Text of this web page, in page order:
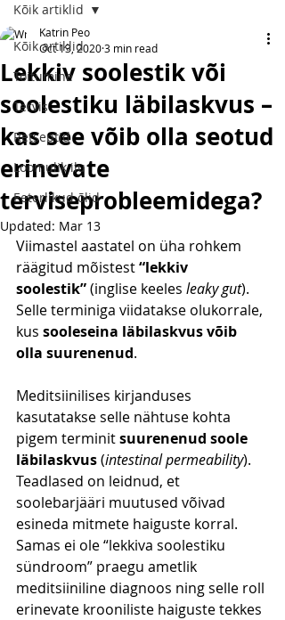
Kõik artiklid
Toitumine
Tervis
Retseptid
Loomulik ilu
Eeterlikud õlid
Kõik artiklid
Lekkiv soolestik või
soolestiku läbilaskvus –
kas see võib olla seotud
erinevate
terviseprobleemidega?
Katrin Peo
Oct 13, 20203 min read
Updated: Mar 13
Viimastel aastatel on üha rohkem
räägitud mõistest “lekkiv
soolestik” (inglise keeles leaky gut).
Selle terminiga viidatakse olukorrale,
kus sooleseina läbilaskvus võib
olla suurenenud.
Meditsiinilises kirjanduses
kasutatakse selle nähtuse kohta
pigem terminit suurenenud soole
läbilaskvus (intestinal permeability).
Teadlased on leidnud, et
soolebarjääri muutused võivad
esineda mitmete haiguste korral.
Samas ei ole “lekkiva soolestiku
sündroom” praegu ametlik
meditsiiniline diagnoos ning selle roll
erinevate krooniliste haiguste tekkes